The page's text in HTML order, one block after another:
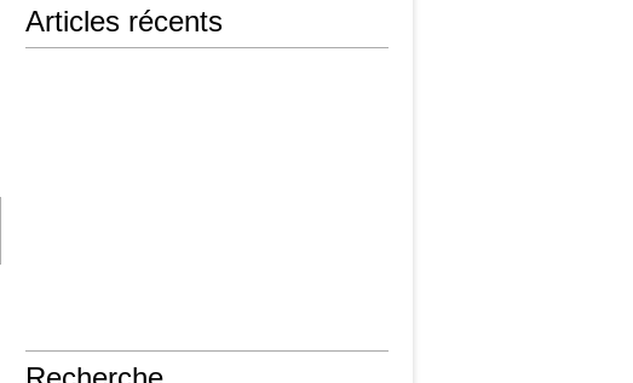
Articles récents